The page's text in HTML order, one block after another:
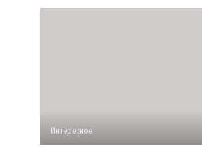
Интересное